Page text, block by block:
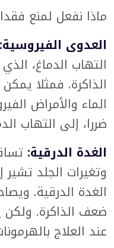
ماذا نفعل لمنع
العدوى الفيروسية:
التهاب الدماغ،
الماء والأمراض
ضررا، إلى التهاب
الغدة الدرقية:
وتغيرات الجلد
الغدة الدرقية.
ضعف الذاكرة.
عند العلاج